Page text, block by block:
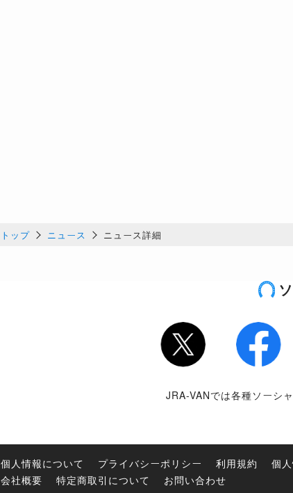
トップ ニュース ニュース詳細
Twitter Facebook
JRA-VANでは各種ソーシ
個人情報について プライバシーポリシー 利用規約
個
会社概要
特定商取引について お問い合わせ